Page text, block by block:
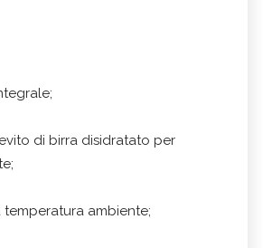
di birra disidratato per
temperatura ambiente;